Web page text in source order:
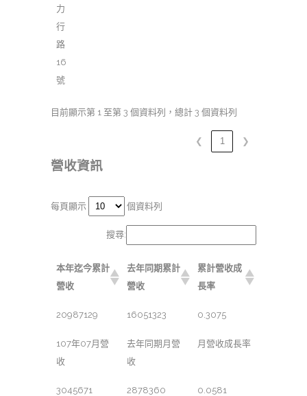
力
行
路
16
號
目前顯示第 1 至第 3 個資料列，總計 3 個資料列
❮ 1 ❯
營收資訊
每頁顯示 個資料列
搜尋:
本年迄今累計
營收
去年同期累計
營收
累計營收成
長率
20987129 16051323 0.3075
107年07月營
收
去年同期月營
收
月營收成長率
3045671 2878360 0.0581